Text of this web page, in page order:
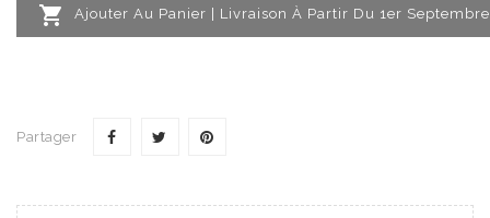
 Ajouter Au Panier | Livraison À Partir Du 1er Septembre
Partager